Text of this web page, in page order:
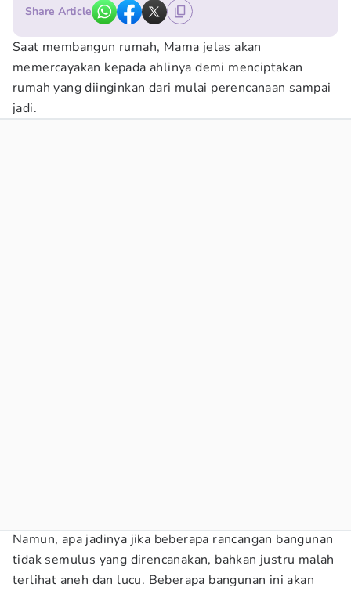
Share Article
Saat membangun rumah, Mama jelas akan
memercayakan kepada ahlinya demi menciptakan
rumah yang diinginkan dari mulai perencanaan sampai
jadi.
Namun, apa jadinya jika beberapa rancangan bangunan
tidak semulus yang direncanakan, bahkan justru malah
terlihat aneh dan lucu. Beberapa bangunan ini akan